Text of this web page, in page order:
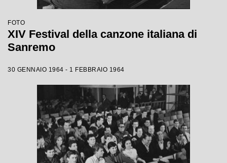
FOTO
XIV Festival della canzone italiana di
Sanremo
30 GENNAIO 1964 - 1 FEBBRAIO 1964